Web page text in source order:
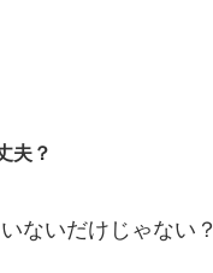
夫？
ないだけじゃない